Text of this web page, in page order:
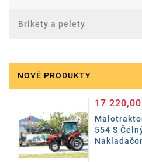
Brikety a pelety
NOVÉ PRODUKTY
17
554 S